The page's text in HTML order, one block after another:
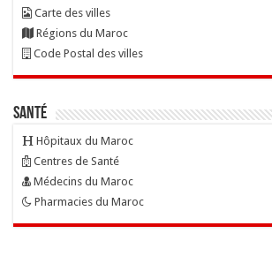
Carte des villes
Régions du Maroc
Code Postal des villes
Santé
Hôpitaux du Maroc
Centres de Santé
Médecins du Maroc
Pharmacies du Maroc